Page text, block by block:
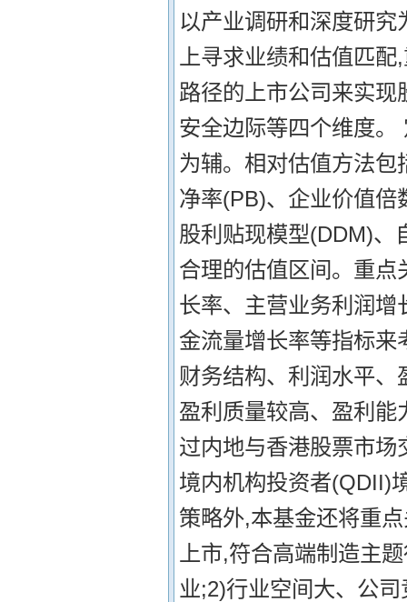
以产业调研和深度研
上寻求业绩和估值匹
路径的上市公司来实
安全边际等四个维度
为辅。相对估值方法
净率(PB)、企业价值
股利贴现模型(DDM)、
合理的估值区间。重
长率、主营业务利润
金流量增长率等指标
财务结构、利润水平
盈利质量较高、盈利
过内地与香港股票市
境内机构投资者(QDII)
策略外,本基金还将重
上市,符合高端制造主
业;2)行业空间大、公